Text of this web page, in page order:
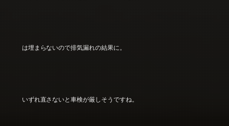
は埋まらないので排気漏れの結果に。
いずれ直さないと車検が厳しそうですね。